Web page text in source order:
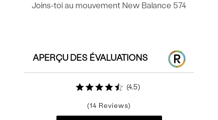
Joins-toi au mouvement New Balance 574
APERÇU DES ÉVALUATIONS
4.5
14